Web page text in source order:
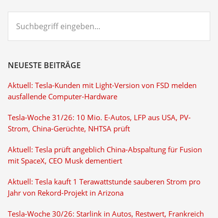
eingeben...
NEUESTE BEITRÄGE
Aktuell: Tesla-Kunden mit Light-Version von FSD melden
ausfallende Computer-Hardware
Tesla-Woche 31/26: 10 Mio. E-Autos, LFP aus USA, PV-
Strom, China-Gerüchte, NHTSA prüft
Aktuell: Tesla prüft angeblich China-Abspaltung für Fusion
mit SpaceX, CEO Musk dementiert
Aktuell: Tesla kauft 1 Terawattstunde sauberen Strom pro
Jahr von Rekord-Projekt in Arizona
Tesla-Woche 30/26: Starlink in Autos, Restwert, Frankreich